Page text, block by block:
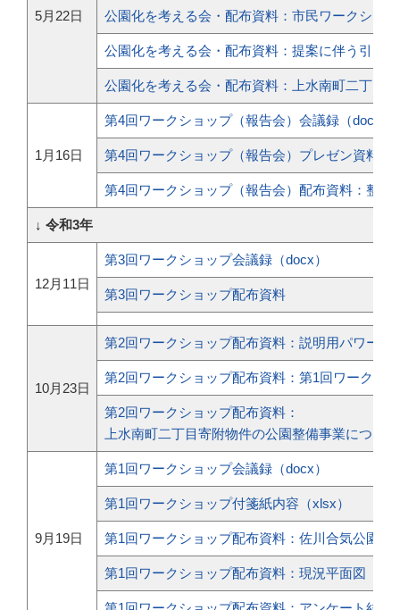
5月22日 公園化を考える会・配布資料：市民ワークショ
公園化を考える会・配布資料：提案に伴う引き
公園化を考える会・配布資料：上水南町二丁目
1月16日
第4回ワークショップ（報告会）会議録（docx）
第4回ワークショップ（報告会）プレゼン資料
第4回ワークショップ（報告会）配布資料：整備
↓ 令和3年
12月11日
第3回ワークショップ会議録（docx）
第3回ワークショップ配布資料
10月23日
第2回ワークショップ配布資料：説明用パワーポ
第2回ワークショップ配布資料：第1回ワークシ
第2回ワークショップ配布資料：
上水南町二丁目寄附物件の公園整備事業につい
9月19日
第1回ワークショップ会議録（docx）
第1回ワークショップ付箋紙内容（xlsx）
第1回ワークショップ配布資料：佐川合気公園計
第1回ワークショップ配布資料：現況平面図